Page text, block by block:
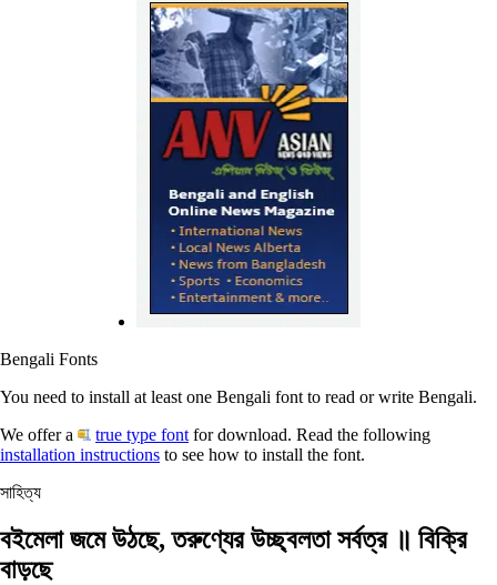
Bengali Fonts
You need to install at least one Bengali font to read or write Bengali.
We offer a
true type font for download. Read the following
installation instructions to see how to install the font.
সাহিত্য
বইমেলা জমে উঠছে, তরুণ্যের উচ্ছ্বলতা সর্বত্র ॥ বিক্রি
বাড়ছে